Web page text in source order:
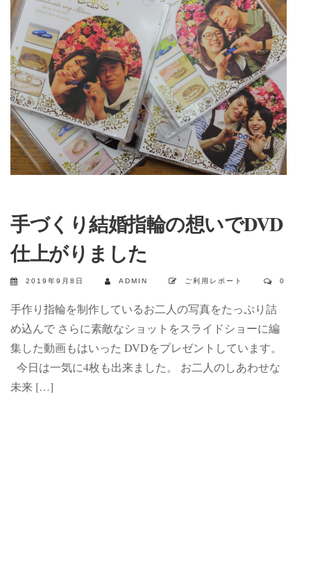
手づくり結婚指輪の想いでDVD
仕上がりました
2019年9月8日 ADMIN ご利用レポート 0
手作り指輪を制作しているお二人の写真をたっぷり詰
め込んで さらに素敵なショットをスライドショーに編
集した動画もはいった DVDをプレゼントしています。
今日は一気に4枚も出来ました。 お二人のしあわせな
未来 […]